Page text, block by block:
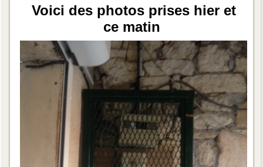
Voici des photos prises hier et
ce matin